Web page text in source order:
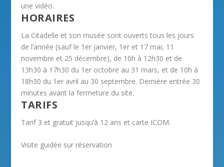
une vidéo.
HORAIRES
La Citadelle et son musée sont ouverts tous les jours
de l’année (sauf le 1er janvier, 1er et 17 mai, 11
novembre et 25 décembre), de 10h à 12h30 et de
13h30 à 17h30 du 1er octobre au 31 mars, et de 10h à
18h30 du 1er avril au 30 septembre. Dernière entrée 30
minutes avant la fermeture du site.
TARIFS
Tarif 3 et gratuit jusqu’à 12 ans et carte ICOM.
Visite guidée sur réservation